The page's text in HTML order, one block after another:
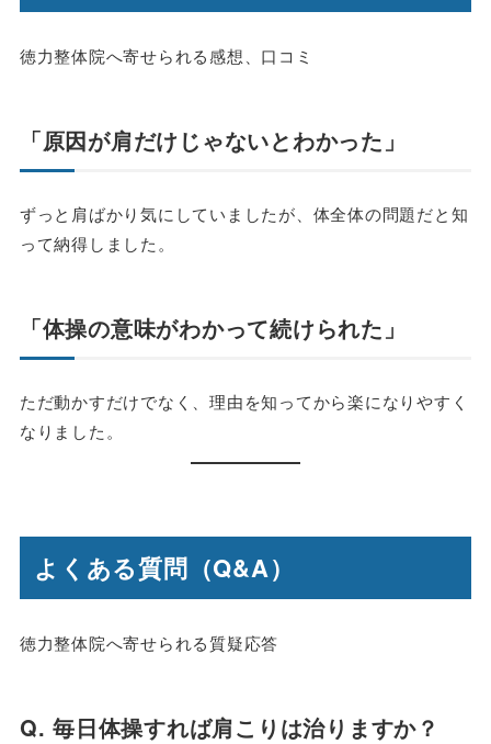
徳力整体院へ寄せられる感想、口コミ
「原因が肩だけじゃないとわかった」
ずっと肩ばかり気にしていましたが、体全体の問題だと知
って納得しました。
「体操の意味がわかって続けられた」
ただ動かすだけでなく、理由を知ってから楽になりやすく
なりました。
よくある質問（Q&A）
徳力整体院へ寄せられる質疑応答
Q. 毎日体操すれば肩こりは治りますか？